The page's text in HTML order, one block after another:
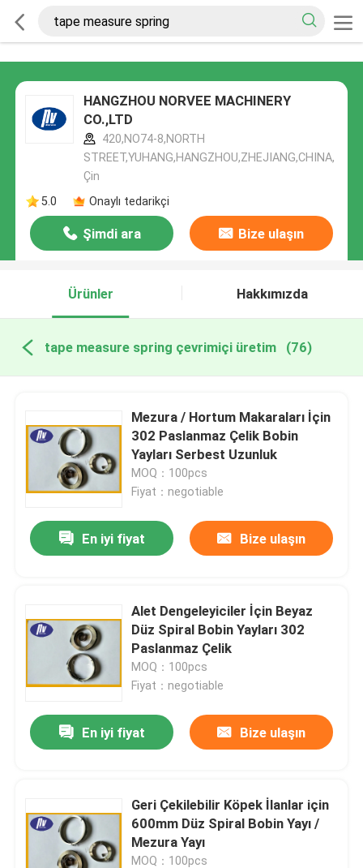
HANGZHOU NORVEE MACHINERY
CO.,LTD
420,NO74-8,NORTH
STREET,YUHANG,HANGZHOU,ZHEJIANG,CHINA,
Çin
5.0
Onaylı tedarikçi
Şimdi ara Bize ulaşın
Ürünler Hakkımızda
tape measure spring çevrimiçi üretim (76)
Mezura / Hortum Makaraları İçin
302 Paslanmaz Çelik Bobin
Yayları Serbest Uzunluk
MOQ：100pcs
Fiyat：negotiable
En iyi fiyat Bize ulaşın
Alet Dengeleyiciler İçin Beyaz
Düz Spiral Bobin Yayları 302
Paslanmaz Çelik
MOQ：100pcs
Fiyat：negotiable
En iyi fiyat Bize ulaşın
Geri Çekilebilir Köpek İlanlar için
600mm Düz Spiral Bobin Yayı /
Mezura Yayı
MOQ：100pcs